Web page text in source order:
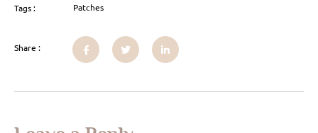
Tags : Patches
Share :